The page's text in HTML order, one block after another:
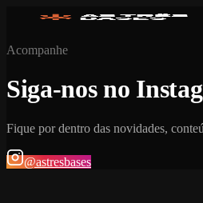
Acompanhe
Siga-nos no
Fique por dentro das novidades,
@astresbases